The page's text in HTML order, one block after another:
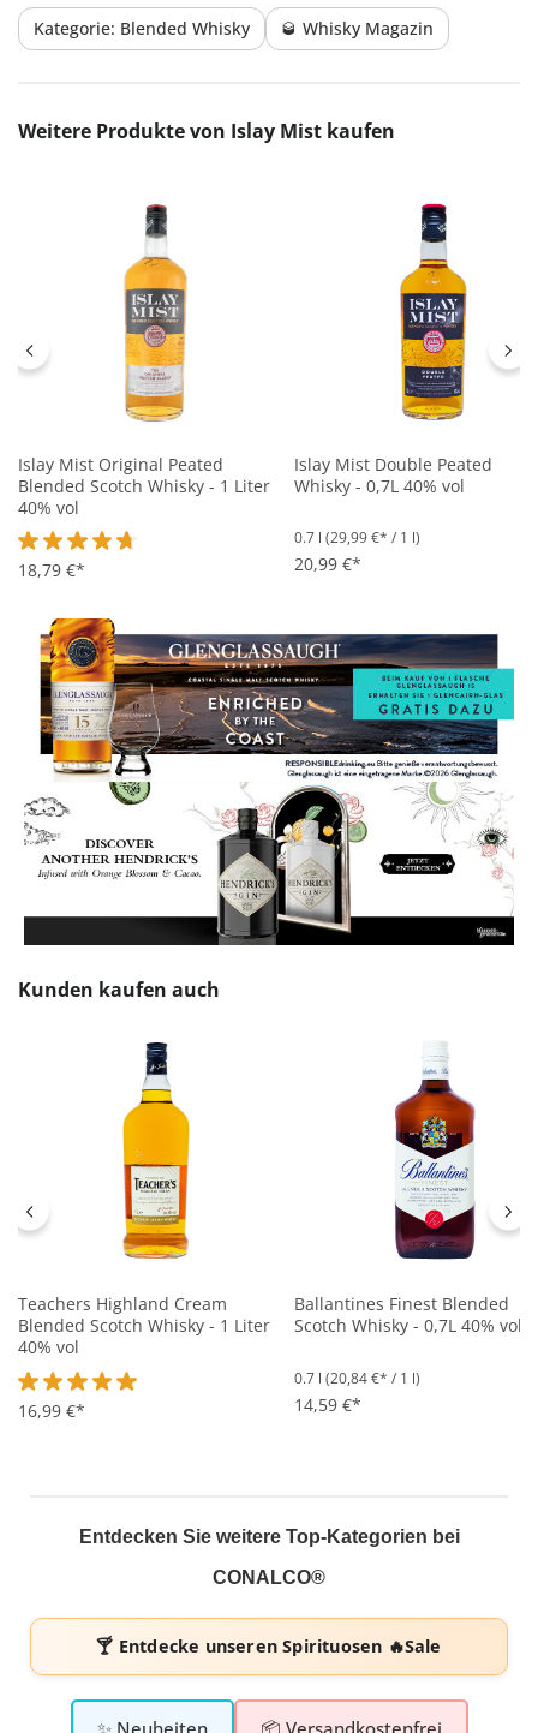
Kategorie: Blended Whisky 🥃 Whisky Magazin
Produktgalerie überspringen
Weitere Produkte von Islay Mist kaufen
Islay Mist Original Peated
Blended Scotch Whisky - 1 Liter
40% vol
Durchschnittliche Bewertung von 4.8 von 5 Sternen
18,79 €*
Islay Mist Double Peated
Whisky - 0,7L 40% vol
0.7 l (29,99 €* / 1 l)
20,99 €*
Produktgalerie überspringen
Kunden kaufen auch
Teachers Highland Cream
Blended Scotch Whisky - 1 Liter
40% vol
Durchschnittliche Bewertung von 5 von 5 Sternen
16,99 €*
Ballantines Finest Blended
Scotch Whisky - 0,7L 40% vol
0.7 l (20,84 €* / 1 l)
14,59 €*
Entdecken Sie weitere Top-Kategorien bei
CONALCO®
🍸 Entdecke unserenSpirituosen 🔥Sale
✨ Neuheiten 📦 Versandkostenfrei